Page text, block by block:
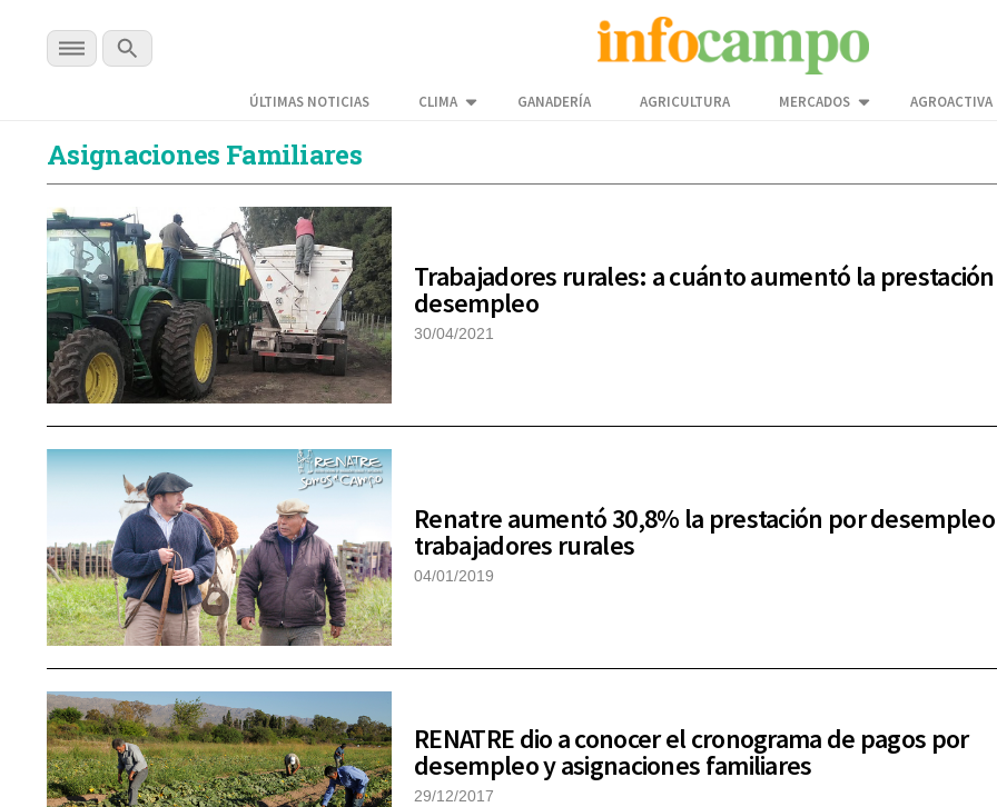
ÚLTIMAS NOTICIAS CLIMA GANADERÍA AGRICULTURA MERCADOS AGROACTIVA
Asignaciones Familiares
Trabajadores rurales: a cuánto aumentó la
desempleo
30/04/2021
Renatre aumentó 30,8% la prestación por
trabajadores rurales
04/01/2019
RENATRE dio a conocer el cronograma de pagos por
desempleo y asignaciones familiares
29/12/2017